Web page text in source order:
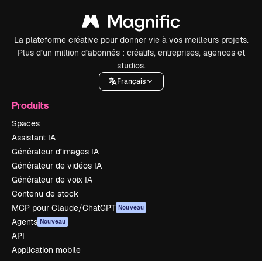
La plateforme créative pour donner vie à vos meilleurs projets.
Plus d’un million d’abonnés : créatifs, entreprises, agences et
studios.
Français
Produits
Spaces
Assistant IA
Générateur d’images IA
Générateur de vidéos IA
Générateur de voix IA
Contenu de stock
MCP pour Claude/ChatGPT Nouveau
Agents Nouveau
API
Application mobile